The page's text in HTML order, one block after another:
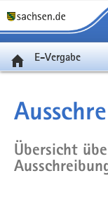
E-Vergabe
Übersicht